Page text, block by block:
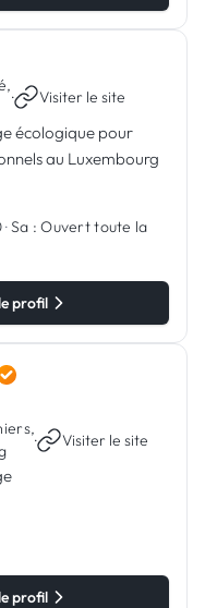
· Visiter le site
écologique pour
au Luxembourg
·Sa : Ouvert toute la
profil
· Visiter le site
profil